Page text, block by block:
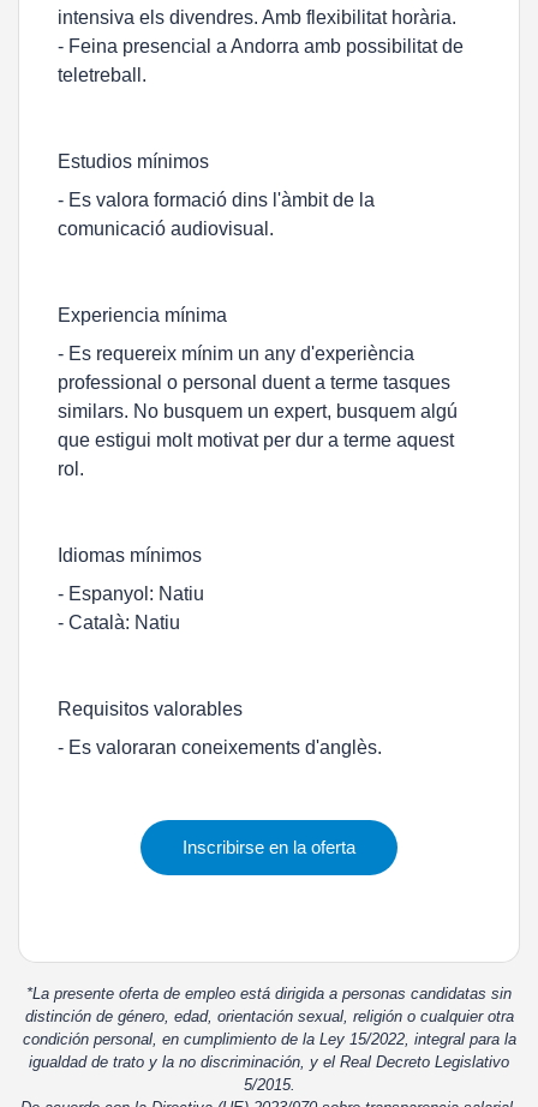
intensiva els divendres. Amb flexibilitat horària.
- Feina presencial a Andorra amb possibilitat de
teletreball.
Estudios mínimos
- Es valora formació dins l'àmbit de la
comunicació audiovisual.
Experiencia mínima
- Es requereix mínim un any d'experiència
professional o personal duent a terme tasques
similars. No busquem un expert, busquem algú
que estigui molt motivat per dur a terme aquest
rol.
Idiomas mínimos
- Espanyol: Natiu
- Català: Natiu
Requisitos valorables
- Es valoraran coneixements d'anglès.
Inscribirse en la oferta
*La presente oferta de empleo está dirigida a personas candidatas sin
distinción de género, edad, orientación sexual, religión o cualquier otra
condición personal, en cumplimiento de la Ley 15/2022, integral para la
igualdad de trato y la no discriminación, y el Real Decreto Legislativo
5/2015.